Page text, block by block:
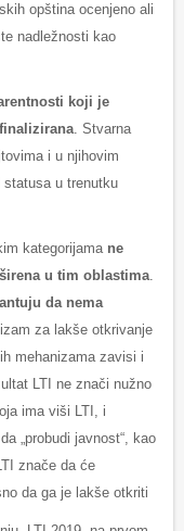
opština ocenjeno ali
nadležnosti kao
koji je
. Stvarna
i u njihovim
u trenutku
kategorijama ne
u tim oblastima.
da nema
za lakše otkrivanje
mehanizama zavisi i
LTI ne znači nužno
ima viši LTI, i
„probudi javnost“, kao
znače da će
da ga je lakše otkriti